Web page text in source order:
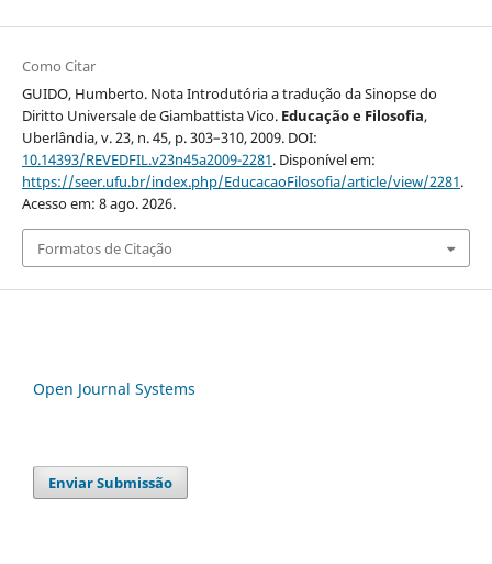
Como Citar
GUIDO, Humberto. Nota Introdutória a tradução da Sinopse do
Diritto Universale de Giambattista Vico. Educação e Filosofia,
Uberlândia, v. 23, n. 45, p. 303–310, 2009. DOI:
10.14393/REVEDFIL.v23n45a2009-2281. Disponível em:
https://seer.ufu.br/index.php/EducacaoFilosofia/article/view/2281.
Acesso em: 8 ago. 2026.
Formatos de Citação
Open Journal Systems
Enviar Submissão